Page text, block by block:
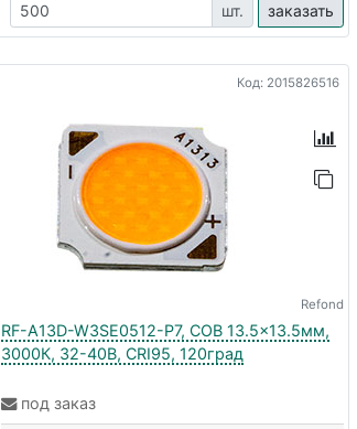
шт. заказать
Код: 2015826516
Refond
RF-A13D-W3SE0512-P7, COB 13.5x13.5мм,
3000К, 32-40В, CRI95, 120град
под заказ